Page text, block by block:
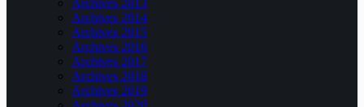
Archives 2013
Archives 2014
Archives 2015
Archives 2016
Archives 2017
Archives 2018
Archives 2019